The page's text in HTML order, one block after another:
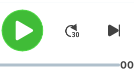
Profesor y Licenciado en
Historia, Lucas Botta. Desde
Córdoba, Argentina, para
el mundo.